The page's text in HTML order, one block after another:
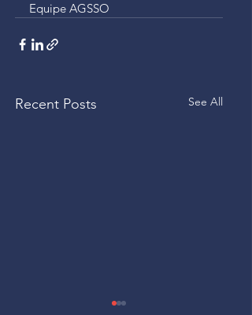
Equipe AGSSO
Recent Posts See All